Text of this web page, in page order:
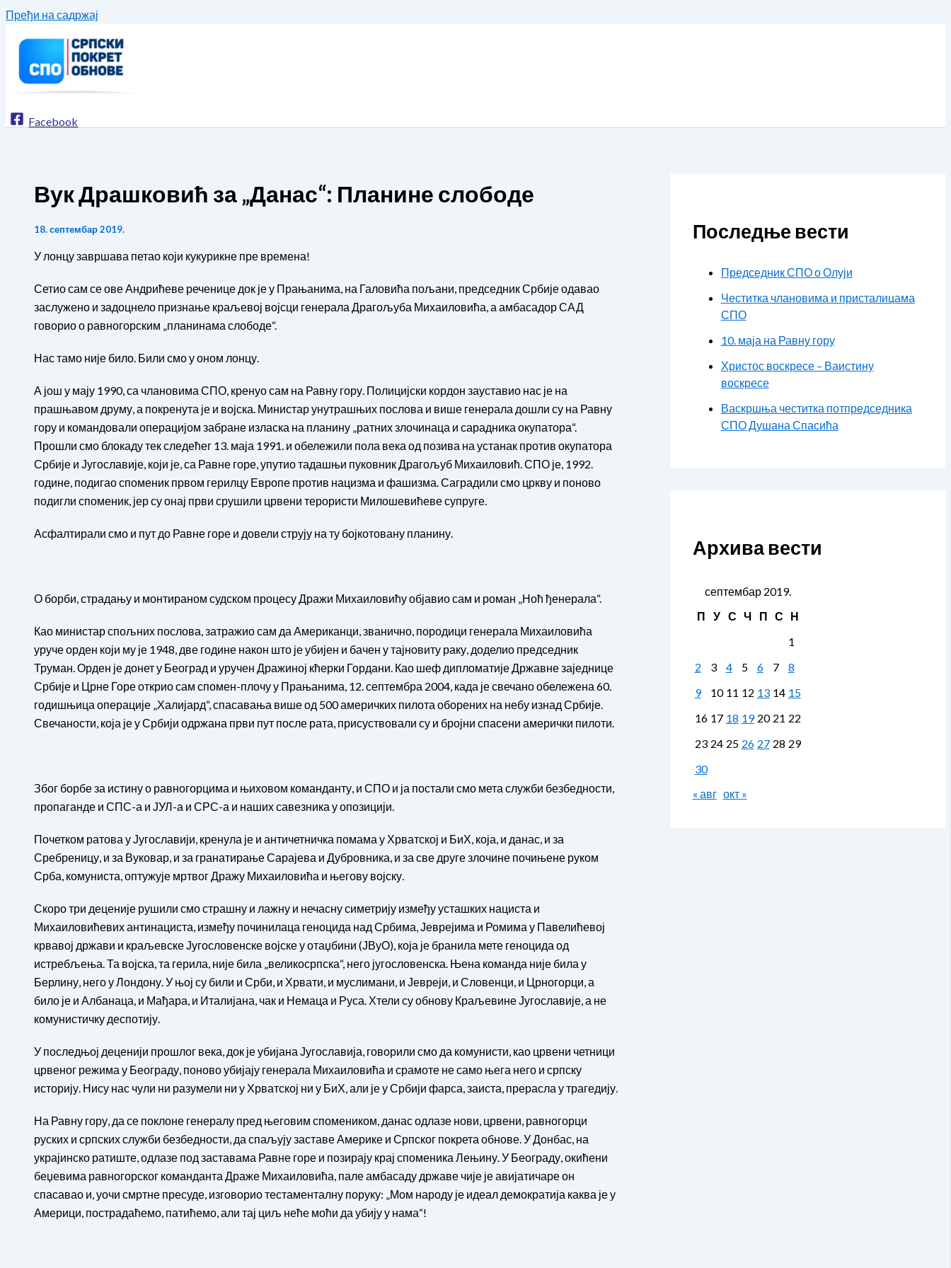
Пређи на садржај
Facebook
Вук Драшковић за „Данас“: Планине слободе
18. септембар 2019.
У лонцу завршава петао који кукурикне пре времена!
Сетио сам се ове Андрићеве реченице док је у Прањанима, на Галовића пољани, председник Србије одавао
заслужено и задоцнело признање краљевој војсци генерала Драгољуба Михаиловића, а амбасадор САД
говорио о равногорским „планинама слободе“.
Нас тамо није било. Били смо у оном лонцу.
А још у мају 1990, са члановима СПО, кренуо сам на Равну гору. Полицијски кордон зауставио нас је на
прашњавом друму, а покренута је и војска. Министар унутрашњих послова и више генерала дошли су на Равну
гору и командовали операцијом забране изласка на планину „ратних злочинаца и сарадника окупатора“.
Прошли смо блокаду тек следећег 13. маја 1991. и обележили пола века од позива на устанак против окупатора
Србије и Југославије, који је, са Равне горе, упутио тадашњи пуковник Драгољуб Михаиловић. СПО је, 1992.
године, подигао споменик првом герилцу Европе против нацизма и фашизма. Саградили смо цркву и поново
подигли споменик, јер су онај први срушили црвени терористи Милошевићеве супруге.
Асфалтирали смо и пут до Равне горе и довели струју на ту бојкотовану планину.
О борби, страдању и монтираном судском процесу Дражи Михаиловићу објавио сам и роман „Ноћ ђенерала“.
Као министар спољних послова, затражио сам да Американци, званично, породици генерала Михаиловића
уруче орден који му је 1948, две године након што је убијен и бачен у тајновиту раку, доделио председник
Труман. Орден је донет у Београд и уручен Дражиној кћерки Гордани. Као шеф дипломатије Државне заједнице
Србије и Црне Горе открио сам спомен-плочу у Прањанима, 12. септембра 2004, када је свечано обележена 60.
годишњица операције „Халијард“, спасавања више од 500 америчких пилота оборених на небу изнад Србије.
Свечаности, која је у Србији одржана први пут после рата, присуствовали су и бројни спасени амерички пилоти.
Због борбе за истину о равногорцима и њиховом команданту, и СПО и ја постали смо мета служби безбедности,
пропаганде и СПС-а и ЈУЛ-а и СРС-а и наших савезника у опозицији.
Почетком ратова у Југославији, кренула је и античетничка помама у Хрватској и БиХ, која, и данас, и за
Сребреницу, и за Вуковар, и за гранатирање Сарајева и Дубровника, и за све друге злочине почињене руком
Срба, комуниста, оптужује мртвог Дражу Михаиловића и његову војску.
Скоро три деценије рушили смо страшну и лажну и нечасну симетрију између усташких нациста и
Михаиловићевих антинациста, између починилаца геноцида над Србима, Јеврејима и Ромима у Павелићевој
крвавој држави и краљевске Југословенске војске у отаџбини (ЈВуО), која је бранила мете геноцида од
истребљења. Та војска, та герила, није била „великосрпска“, него југословенска. Њена команда није била у
Берлину, него у Лондону. У њој су били и Срби, и Хрвати, и муслимани, и Јевреји, и Словенци, и Црногорци, а
било је и Албанаца, и Мађара, и Италијана, чак и Немаца и Руса. Хтели су обнову Краљевине Југославије, а не
комунистичку деспотију.
У последњој деценији прошлог века, док је убијана Југославија, говорили смо да комунисти, као црвени четници
црвеног режима у Београду, поново убијају генерала Михаиловића и срамоте не само њега него и српску
историју. Нису нас чули ни разумели ни у Хрватској ни у БиХ, али је у Србији фарса, заиста, прерасла у трагедију.
На Равну гору, да се поклоне генералу пред његовим спомеником, данас одлазе нови, црвени, равногорци
руских и српских служби безбедности, да спаљују заставе Америке и Српског покрета обнове. У Донбас, на
украјинско ратиште, одлазе под заставама Равне горе и позирају крај споменика Лењину. У Београду, окићени
беџевима равногорског команданта Драже Михаиловића, пале амбасаду државе чије је авијатичаре он
спасавао и, уочи смртне пресуде, изговорио тестаменталну поруку: „Мом народу је идеал демократија каква је у
Америци, пострадаћемо, патићемо, али тај циљ неће моћи да убију у нама“!
Последње вести
Председник СПО о Олуји
Честитка члановима и присталицама
СПО
10. маја на Равну гору
Христос воскресе – Ваистину
воскресе
Васкршња честитка потпредседника
СПО Душана Спасића
Архива вести
септембар 2019.
П
У С Ч П С
Н
1
2
3 4 5 6 7
8
9
10 11 12 13 14 15
16 17 18 19 20 21 22
23 24 25 26 27 28 29
30
« авг окт »